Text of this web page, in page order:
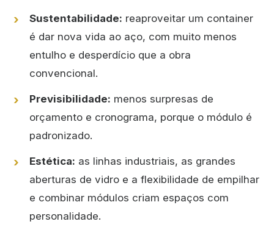
Sustentabilidade: reaproveitar um container
é dar nova vida ao aço, com muito menos
entulho e desperdício que a obra
convencional.
Previsibilidade: menos surpresas de
orçamento e cronograma, porque o módulo é
padronizado.
Estética: as linhas industriais, as grandes
aberturas de vidro e a flexibilidade de empilhar
e combinar módulos criam espaços com
personalidade.